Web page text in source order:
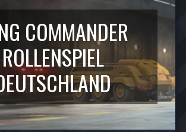
e
v
g
a
t
i
o
n
COMMANDER
ROLLENSPIEL